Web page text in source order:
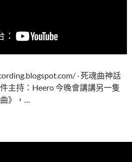
· 死魂曲神話
主持：Heero 今晚會講講另一隻
》，…